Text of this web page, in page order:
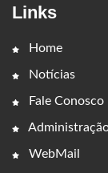
Links
Home
Notícias
Fale Conosco
WebMail